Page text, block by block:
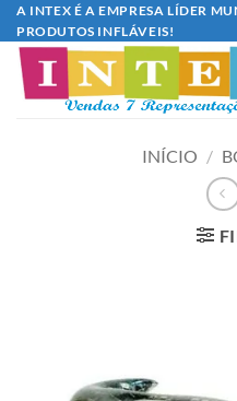
Skip
to
content
A INTEX É A EMPRESA LÍDER
PRODUTOS INFLÁVEIS!
INÍCIO /